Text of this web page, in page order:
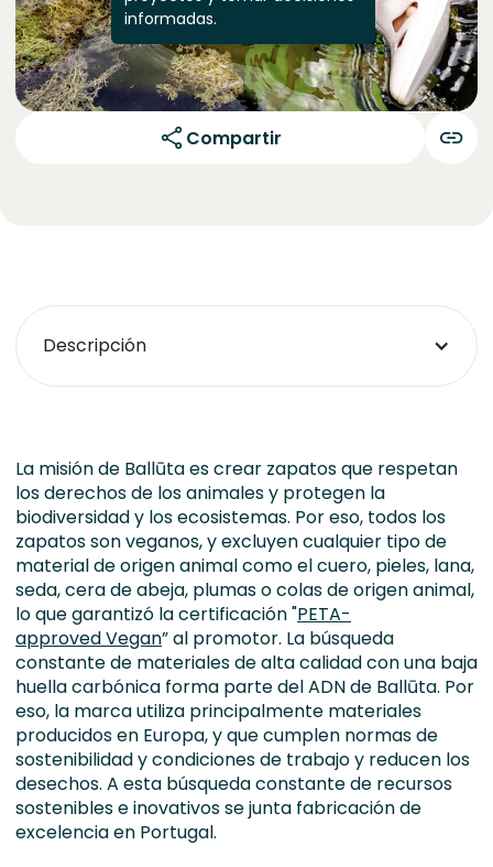
informadas.
Compartir
Descripción
La misión de Ballūtaes crear zapatos que respetan
los derechos de los animales y protegen la
biodiversidad y los ecosistemas. Por eso, todos los
zapatos son veganos, y excluyen cualquier tipo de
material de origen animal como el cuero, pieles, lana,
seda, cera de abeja, plumas o colas de origen animal,
lo quegarantizó la certificación"PETA-
approvedVegan”al promotor. La búsqueda
constante de materiales de alta calidad con una baja
huella carbónica forma parte del ADN de Ballūta. Por
eso, la marca utiliza principalmente materiales
producidos en Europa,y que cumplen normas de
sostenibilidad y condiciones de trabajo y reducen los
desechos. A esta búsqueda constante de recursos
sostenibles einovativosse junta fabricación de
excelencia en Portugal.